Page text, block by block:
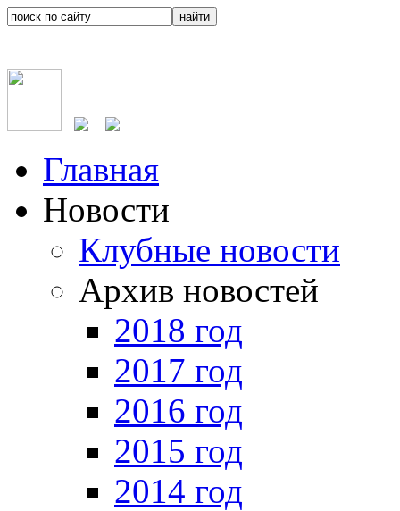
Главная
Новости
Клубные новости
Архив новостей
2018 год
2017 год
2016 год
2015 год
2014 год